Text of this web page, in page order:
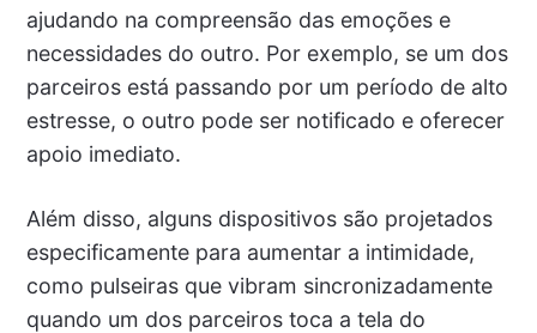
ajudando na compreensão das emoções e
necessidades do outro. Por exemplo, se um dos
parceiros está passando por um período de alto
estresse, o outro pode ser notificado e oferecer
apoio imediato.
Além disso, alguns dispositivos são projetados
especificamente para aumentar a intimidade,
como pulseiras que vibram sincronizadamente
quando um dos parceiros toca a tela do